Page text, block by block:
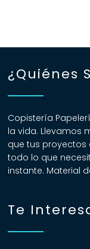
¿Quiénes
Copistería
la vida. Llevamos
que tus proyectos
todo lo que
instante. Material
Te